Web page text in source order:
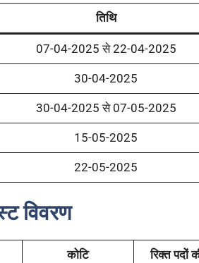
तिथि
07-04-2025 से 22-04-2025
30-04-2025
30-04-2025 से 07-05-2025
15-05-2025
22-05-2025
विवरण
कोटि रिक्त पदों